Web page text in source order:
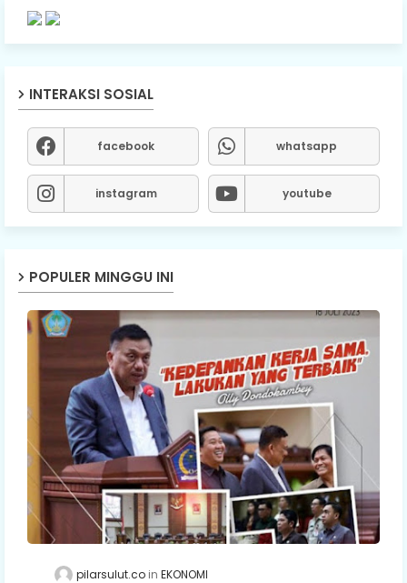
INTERAKSI SOSIAL
facebook whatsapp
instagram youtube
POPULER MINGGU INI
pilarsulut.co EKONOMI